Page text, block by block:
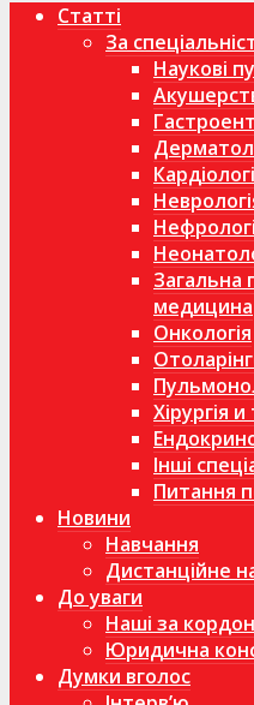
Статті
За
Наукові
Загальна
медицина
Онкологія
Хірургія
Інші
Питання
Новини
Навчання
Дистанційне
До уваги
Наші за
Юридична
Думки вголос